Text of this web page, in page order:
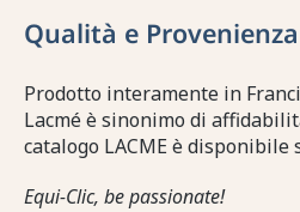
Qualità e Provenienza
Prodotto interamente in
Lacmé è sinonimo di
catalogo LACME è disponibile
Equi-Clic, be passionate!